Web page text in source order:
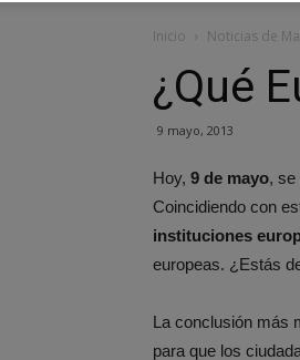
Inicio Noticias de
¿Qué
9 mayo, 2013
Hoy, 9 de mayo, se
Coincidiendo con
instituciones
europeas. ¿Estás
La conclusión más
para que los